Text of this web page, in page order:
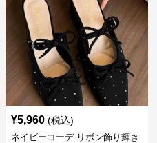
¥5,960 (税込)
ネイビーコーデ リボン飾り輝き